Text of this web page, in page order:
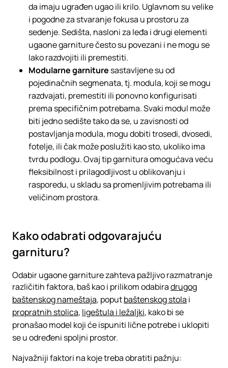
da imaju ugrađen ugao ili krilo. Uglavnom su velike
i pogodne za stvaranje fokusa u prostoru za
sedenje. Sedišta, nasloni za leđa i drugi elementi
ugaone garniture često su povezani i ne mogu se
lako razdvojiti ili premestiti.
Modularne garniture sastavljene su od
pojedinačnih segmenata, tj. modula, koji se mogu
razdvajati, premestiti ili ponovno konfigurisati
prema specifičnim potrebama. Svaki modul može
biti jedno sedište tako da se, u zavisnosti od
postavljanja modula, mogu dobiti trosedi, dvosedi,
fotelje, ili čak može poslužiti kao sto, ukoliko ima
tvrdu podlogu. Ovaj tip garnitura omogućava veću
fleksibilnost i prilagodljivost u oblikovanju i
rasporedu, u skladu sa promenljivim potrebama ili
veličinom prostora.
Kako odabrati odgovarajuću
garnituru?
Odabir ugaone garniture zahteva pažljivo razmatranje
različitih faktora, baš kao i prilikom odabiradrugog
baštenskog nameštaja, poputbaštenskog stola i
propratnih stolica, ligeštula i ležaljki, kako bi se
pronašao model koji će ispuniti lične potrebe i uklopiti
se u određeni spoljni prostor.
Najvažniji faktori na koje treba obratiti pažnju: